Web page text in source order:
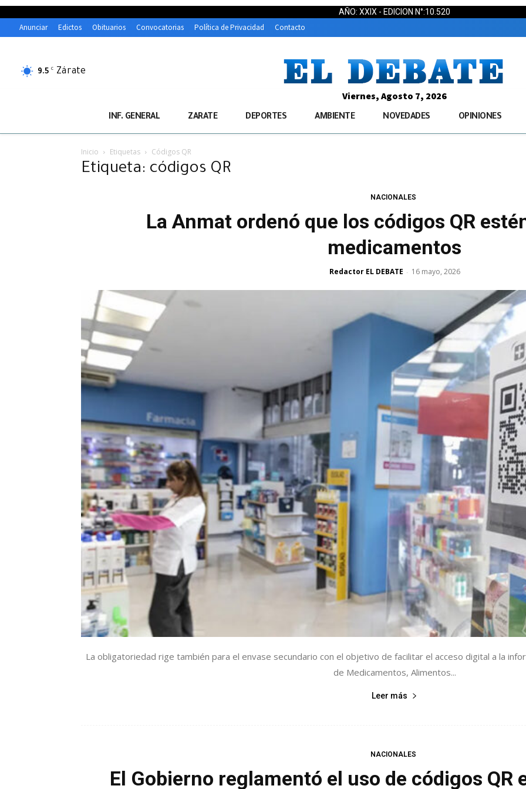
AÑO: XXIX - EDICION N°:10.520
Anunciar Edictos Obituarios Convocatorias Política de Privacidad Contacto
9.5 C Zárate
Viernes, Agosto 7, 2026
INF. GENERAL ZARATE DEPORTES AMBIENTE NOVEDADES OPINIONES
Inicio Etiquetas Códigos QR
Etiqueta: códigos QR
NACIONALES
La Anmat ordenó que los códigos QR
medicamentos
Redactor EL DEBATE - 16 mayo, 2026
La obligatoriedad rige también para el envase secundario con el objetivo de facilitar el acceso digital a la
de Medicamentos, Alimentos...
Leer más
NACIONALES
El Gobierno reglamentó el uso de códigos QR